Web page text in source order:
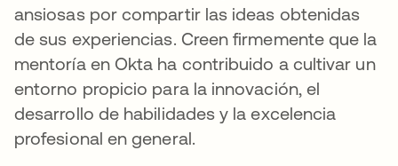
ansiosas por compartir las ideas obtenidas
de sus experiencias. Creen firmemente que la
mentoría en Okta ha contribuido a cultivar un
entorno propicio para la innovación, el
desarrollo de habilidades y la excelencia
profesional en general.